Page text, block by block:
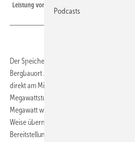
Leistung von 9,5 Megawatt.
Der Speicheranbieter Voltfang hat für
Bergbauort Alsdorf, nordöstlich von
direkt am Mittelspannungsnetz errichtet. Die
Megawattstunden Strom aufnehmen und
Megawatt wieder ins Verteilnetz von
Weise übernehmen die Batterien
Bereitstellung von Regelenergie und das
Podcasts